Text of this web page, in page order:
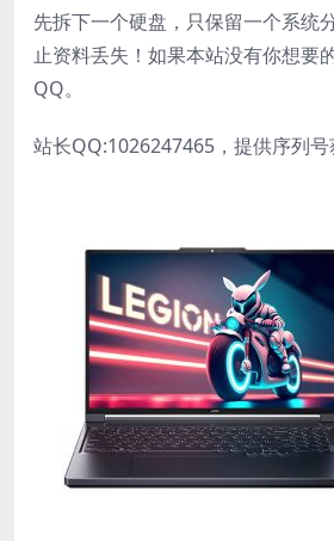
好u盘和硬盘重要资料！另外如果
先拆下一个硬盘，只保留一个系统
止资料丢失！如果本站没有你想要